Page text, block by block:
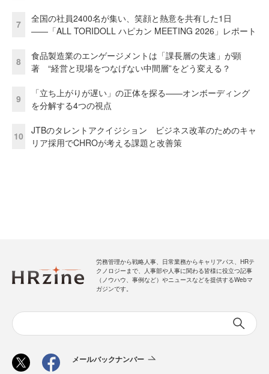
7
全国の社員2400名が集い、笑顔と熱意を共有した1日
――「ALL TORIDOLL ハピカン MEETING 2026」レポート
8
食品製造業のエンゲージメントは「課長層の失速」が顕
著 “経営と現場をつなげない中間層”をどう変える？
9
「立ち上がりが遅い」の正体を探る——オンボーディング
を分解する4つの視点
10
JTBのタレントアクイジション ビジネス改革のためのキャ
リア採用でCHROが考える課題と改善策
労務管理から戦略人事、日常業務からキャリアパス、HRテ
クノロジーまで、人事部や人事に関わる皆様に役立つ記事
（ノウハウ、事例など）やニュースなどを提供するWebマ
ガジンです。
メールバックナンバー